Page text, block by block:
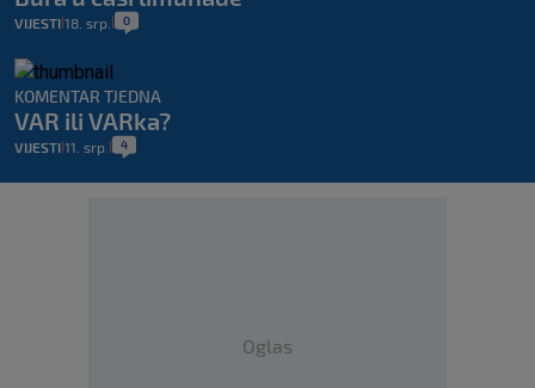
VIJESTI 18. srp. 0
KOMENTAR TJEDNA
VAR ili VARka?
VIJESTI 11. srp. 4
Oglas